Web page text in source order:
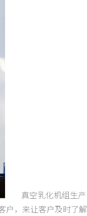
真空乳化机组生产
户，来让客户及时了解